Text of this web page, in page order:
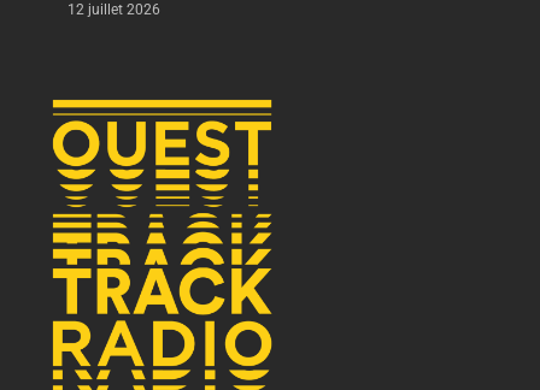
12 juillet 2026